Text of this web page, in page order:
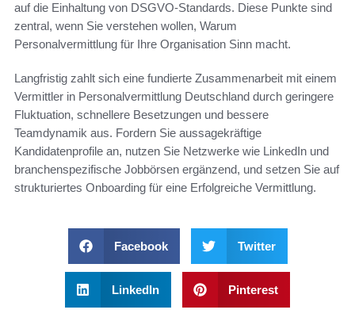
auf die Einhaltung von DSGVO-Standards. Diese Punkte sind
zentral, wenn Sie verstehen wollen, Warum
Personalvermittlung für Ihre Organisation Sinn macht.
Langfristig zahlt sich eine fundierte Zusammenarbeit mit einem
Vermittler in Personalvermittlung Deutschland durch geringere
Fluktuation, schnellere Besetzungen und bessere
Teamdynamik aus. Fordern Sie aussagekräftige
Kandidatenprofile an, nutzen Sie Netzwerke wie LinkedIn und
branchenspezifische Jobbörsen ergänzend, und setzen Sie auf
strukturiertes Onboarding für eine Erfolgreiche Vermittlung.
Facebook Twitter
LinkedIn Pinterest